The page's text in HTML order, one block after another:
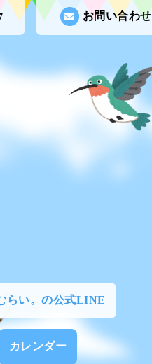
お問い合わせ
らい。の公式LINE
カレンダー